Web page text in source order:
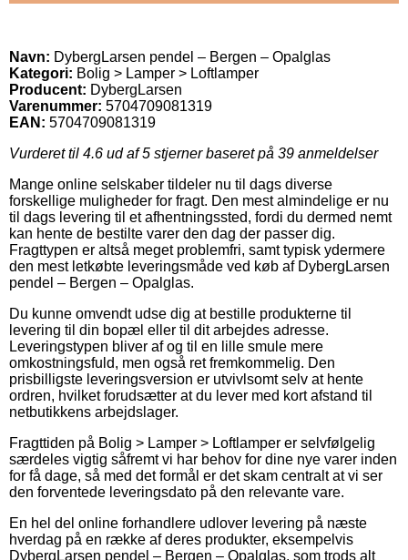
Navn: DybergLarsen pendel – Bergen – Opalglas
Kategori: Bolig > Lamper > Loftlamper
Producent: DybergLarsen
Varenummer: 5704709081319
EAN: 5704709081319
Vurderet til 4.6 ud af 5 stjerner baseret på 39 anmeldelser
Mange online selskaber tildeler nu til dags diverse
forskellige muligheder for fragt. Den mest almindelige er nu
til dags levering til et afhentningssted, fordi du dermed nemt
kan hente de bestilte varer den dag der passer dig.
Fragttypen er altså meget problemfri, samt typisk ydermere
den mest letkøbte leveringsmåde ved køb af DybergLarsen
pendel – Bergen – Opalglas.
Du kunne omvendt udse dig at bestille produkterne til
levering til din bopæl eller til dit arbejdes adresse.
Leveringstypen bliver af og til en lille smule mere
omkostningsfuld, men også ret fremkommelig. Den
prisbilligste leveringsversion er utvivlsomt selv at hente
ordren, hvilket forudsætter at du lever med kort afstand til
netbutikkens arbejdslager.
Fragttiden på Bolig > Lamper > Loftlamper er selvfølgelig
særdeles vigtig såfremt vi har behov for dine nye varer inden
for få dage, så med det formål er det skam centralt at vi ser
den forventede leveringsdato på den relevante vare.
En hel del online forhandlere udlover levering på næste
hverdag på en række af deres produkter, eksempelvis
DybergLarsen pendel – Bergen – Opalglas, som trods alt